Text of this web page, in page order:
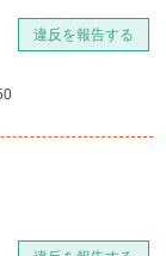
るシステムがある
ども。
ですが大した問題
進まないのは、こち
を替えた後に起動
ては特に問題なく
んでした。
違反を報告する